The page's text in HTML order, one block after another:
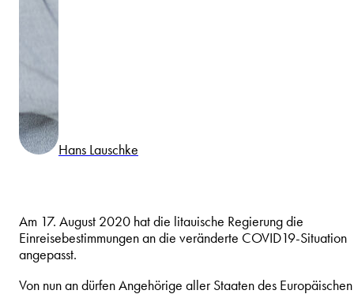
Hans Lauschke
Am 17. August 2020 hat die litauische Regierung die
Einreisebestimmungen an die veränderte COVID19-Situation
angepasst.
Von nun an dürfen Angehörige aller Staaten des Europäischen